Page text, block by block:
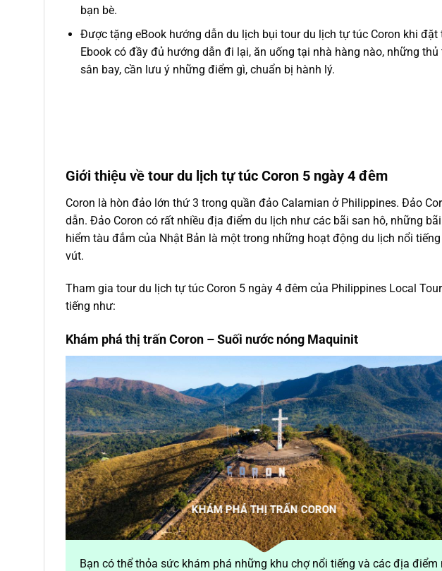
bạn bè.
Được tặng eBook hướng dẫn du lịch bụi tour du lịch tự túc Coron khi đặt
Ebook có đầy đủ hướng dẫn đi lại, ăn uống tại nhà hàng nào, những thủ
sân bay, cần lưu ý những điểm gì, chuẩn bị hành lý.
Giới thiệu về tour du lịch tự túc Coron 5 ngày 4 đêm
Coron là hòn đảo lớn thứ 3 trong quần đảo Calamian ở Philippines. Đảo
dẫn. Đảo Coron có rất nhiều địa điểm du lịch như các bãi san hô, những
hiểm tàu đắm của Nhật Bản là một trong những hoạt động du lịch nổi
vút.
Tham gia tour du lịch tự túc Coron 5 ngày 4 đêm của Philippines Local
tiếng như:
Khám phá thị trấn Coron – Suối nước nóng Maquinit
KHÁM PHÁ THỊ TRẤN CORON
Bạn có thể thỏa sức khám phá những khu chợ nổi tiếng và các địa điểm